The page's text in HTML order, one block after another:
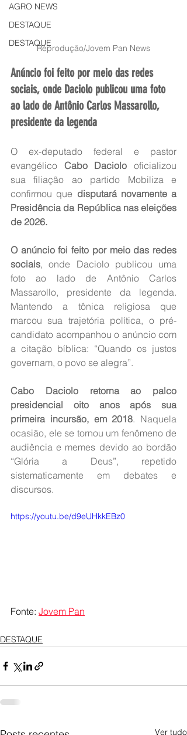
AGRO NEWS
DESTAQUE
DESTAQUE
Reprodução/Jovem Pan News
Anúncio foi feito por meio das redes
sociais, onde Daciolo publicou uma foto
ao lado de Antônio Carlos Massarollo,
presidente da legenda
O ex-deputado federal e pastor
evangélico Cabo Daciolo oficializou
sua filiação ao partido Mobiliza e
confirmou que disputará novamente a
Presidência da República nas eleições
de 2026.
O anúncio foi feito por meio das redes
sociais, onde Daciolo publicou uma
foto ao lado de Antônio Carlos
Massarollo, presidente da legenda.
Mantendo a tônica religiosa que
marcou sua trajetória política, o pré-
candidato acompanhou o anúncio com
a citação bíblica: “Quando os justos
governam, o povo se alegra”.
Cabo Daciolo retorna ao palco
presidencial oito anos após sua
primeira incursão, em 2018. Naquela
ocasião, ele se tornou um fenômeno de
audiência e memes devido ao bordão
“Glória a Deus”, repetido
sistematicamente em debates e
discursos.
https://youtu.be/d9eUHkkEBz0
Fonte: Jovem Pan
DESTAQUE
Ver tudo